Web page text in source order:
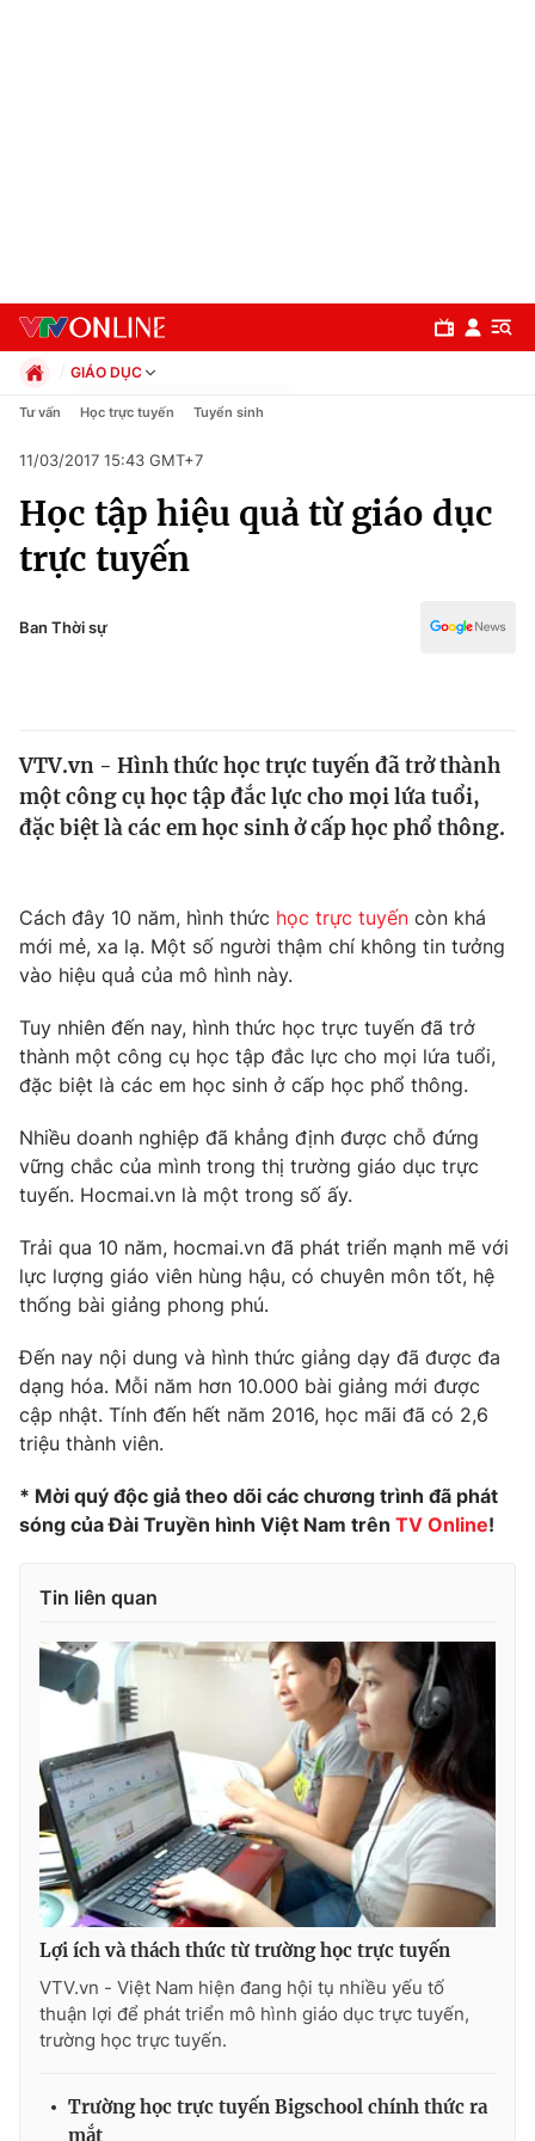
Chuyên mục
Chính trị
Thế giới
Thế giới đó đây
Câu chuyện quốc tế
Tài chính
Thị trường
Góc doanh nghiệp
Dữ liệu và đời sống
Truyền hình
Phim VTV
Hậu trường
Nhân vật
Giải sao mai
Giải trí
Điện ảnh
Âm nhạc
Sao
Đời sống
Làm đẹp
Chất lượng cuộc sống
Giáo dục
Tuyển sinh
Công nghệ
Hitech Công nghệ tương lai
Sản phẩm
Thị trường
Tư vấn
Giao lưu trực tuyến
Lịch phát sóng
Chuyên mục khác
Photo Infographic
Shorts video
VTV Money VTV Thể thao
VTV Sức khoẻ Bất động sản
Thị trường 24h Tấm lòng Việt
VTV4 Vươn mình bằng AI
Liên hệ tòa soạn
GIÁO DỤC
Chính trị
Pháp luật
Kinh tế
Thể thao
Truyền hình
Y tế
Tư vấn Học trực tuyến Tuyển sinh
11/03/2017 15:43 GMT+7
Học tập hiệu quả từ giáo dục
trực tuyến
Ban Thời sự
VTV.vn - Hình thức học trực tuyến đã trở thành
một công cụ học tập đắc lực cho mọi lứa tuổi,
đặc biệt là các em học sinh ở cấp học phổ thông.
Cách đây 10 năm, hình thức học trực tuyến còn khá
mới mẻ, xa lạ. Một số người thậm chí không tin tưởng
vào hiệu quả của mô hình này.
Tuy nhiên đến nay, hình thức học trực tuyến đã trở
thành một công cụ học tập đắc lực cho mọi lứa tuổi,
đặc biệt là các em học sinh ở cấp học phổ thông.
Nhiều doanh nghiệp đã khẳng định được chỗ đứng
vững chắc của mình trong thị trường giáo dục trực
tuyến. Hocmai.vn là một trong số ấy.
Trải qua 10 năm, hocmai.vn đã phát triển mạnh mẽ với
lực lượng giáo viên hùng hậu, có chuyên môn tốt, hệ
thống bài giảng phong phú.
Đến nay nội dung và hình thức giảng dạy đã được đa
dạng hóa. Mỗi năm hơn 10.000 bài giảng mới được
cập nhật. Tính đến hết năm 2016, học mãi đã có 2,6
triệu thành viên.
* Mời quý độc giả theo dõi các chương trình đã phát
sóng của Đài Truyền hình Việt Nam trên TV Online!
Tin liên quan
Lợi ích và thách thức từ trường học trực tuyến
VTV.vn - Việt Nam hiện đang hội tụ nhiều yếu tố
thuận lợi để phát triển mô hình giáo dục trực tuyến,
trường học trực tuyến.
Trường học trực tuyến Bigschool chính thức ra
mắt